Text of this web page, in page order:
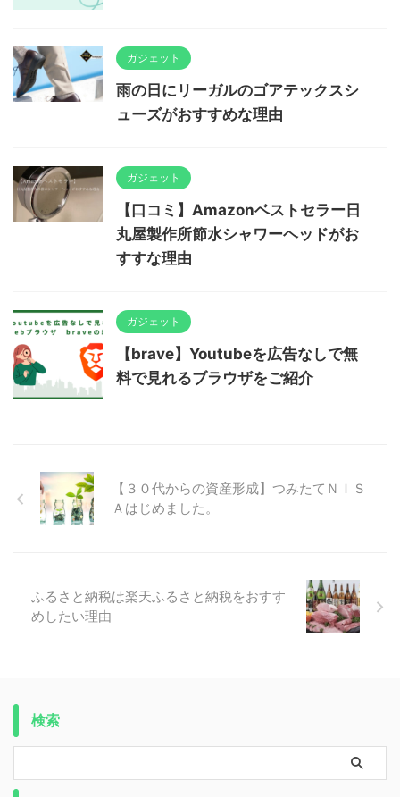
ガジェット
雨の日にリーガルのゴアテックスシ
ューズがおすすめな理由
ガジェット
【口コミ】Amazonベストセラー日
丸屋製作所節水シャワーヘッドがお
すすな理由
ガジェット
【brave】Youtubeを広告なしで無
料で見れるブラウザをご紹介
【３０代からの資産形成】つみたてＮＩＳ
Ａはじめました。
ふるさと納税は楽天ふるさと納税をおすす
めしたい理由
検索